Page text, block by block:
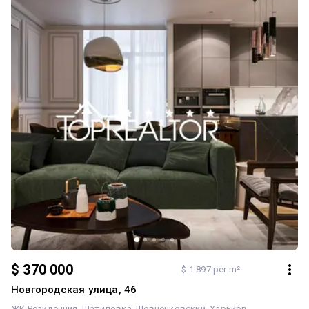
підготовчих робіт ✔️ - Зведені всі внутрішні перегородки 🧱 -
Замінено вхідні двері 🚪 - Закуплені міжкімнатні двері 📦 -
Виконано розрахунок системи кондиціювання ❄️ Ви заощаджуєте
місяці ремонту ⏳ і відразу переходите до чистового оздоблення
Охорона та відеоспостереження 🎥 - Підземний паркінг 🚗 -
Сучасна інфраструктура 🏙️ Локація 📍: - 5 хвилин до центру міста
🚶 ♂️ - Поруч школи та дитячі садки 🏫 - Парки, сквери та зони
відпочинку 🌳 - Кафе, ресторани, магазини, ТЦ ☕🛍️ Додатково 💰:
Підземний паркінг - 22 000 $ 🚗 Бонус 🎁: Готовий дизайн-проект -
у подарунок новому власнику ✨ Переваги 💎: - Панорамні види,
які не перекриють 🌅 - Продумане планування 📏 - Суттєва
економія часу на ремонті ⏱️ - Престижний житловий комплекс 🏆
Телефонуйте прямо зараз 📞 – такі квартири довго не
затримуються на ринку 🔥
$ 370 000 $ 1 897 per m²
Новгородская улица, 46